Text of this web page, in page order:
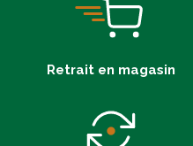
Retrait en magasin